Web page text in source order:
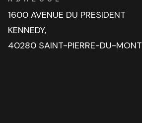
1600 AVENUE DU PRESIDENT
KENNEDY,
40280 SAINT-PIERRE-DU-MONT